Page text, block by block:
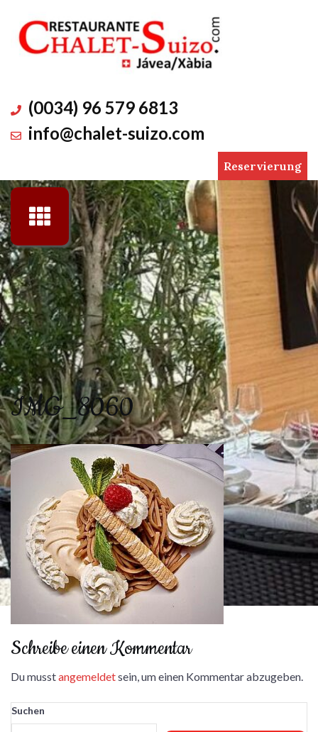
content
(0034) 96 579 6813
info@chalet-suizo.com
Reservierung
IMG_8060
Schreibe einen Kommentar
Du musstangemeldetsein, um einen Kommentar abzugeben.
Suchen